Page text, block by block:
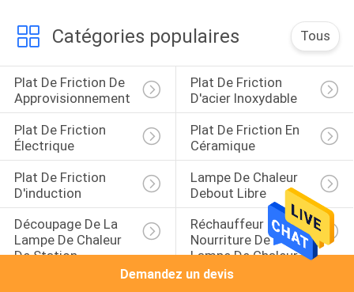
Catégories populaires Tous
Plat De Friction De
Approvisionnement
Plat De Friction
D'acier Inoxydable
Plat De Friction
Électrique
Plat De Friction En
Céramique
Plat De Friction
D'induction
Lampe De Chaleur
Debout Libre
Découpage De La
Lampe De Chaleur
De Station
Réchauffeur De
Nourriture De
Lampe De Chaleur
Demandez un devis